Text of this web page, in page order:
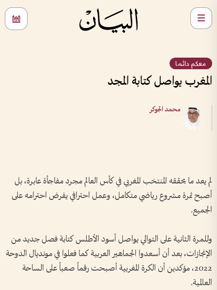
معكم دائما
المغرب يواصل كتابة المجد
محمد الجوكر
لم يعد ما يحققه المنتخب المغربي في كأس العالم مجرد مفاجأة عابرة، بل
أصبح ثمرة مشروع رياضي متكامل، وعمل احترافي يفرض احترامه على
الجميع.
وللمرة الثانية على التوالي يواصل أسود الأطلس كتابة فصل جديد من
الإنجازات، بعد أن أسعدوا الجماهير العربية كما فعلوا في مونديال الدوحة
2022، مؤكدين أن الكرة المغربية أصبحت رقماً صعباً على الساحة
العالمية.